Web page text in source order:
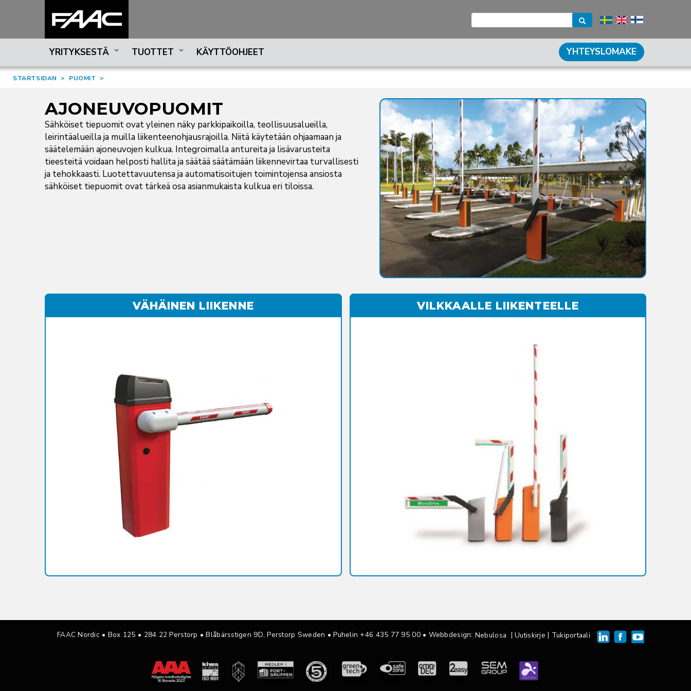
YRITYKSESTÄ TUOTTET KÄYTTÖOHJEET YHTEYSLOMAKE
STARTSIDAN > PUOMIT >
AJONEUVOPUOMIT
Sähköiset tiepuomit ovat yleinen näky parkkipaikoilla, teollisuusalueilla,
leirintäalueilla ja muilla liikenteenohjausrajoilla. Niitä käytetään ohjaamaan ja
säätelemään ajoneuvojen kulkua. Integroimalla antureita ja lisävarusteita
tieesteitä voidaan helposti hallita ja säätää säätämään liikennevirtaa turvallisesti
ja tehokkaasti. Luotettavuutensa ja automatisoitujen toimintojensa ansiosta
sähköiset tiepuomit ovat tärkeä osa asianmukaista kulkua eri tiloissa.
VÄHÄINEN LIIKENNE VILKKAALLE LIIKENTEELLE
FAAC Nordic • Box 125 • 284 22 Perstorp • Blåbärsstigen 9D, Perstorp Sweden •Puhelin +46 435 77 95 00• Webbdesign: Nebulosa |Uutiskirje | Tukiportaali